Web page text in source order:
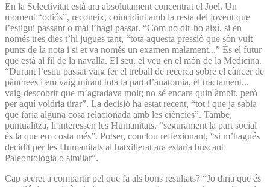
En la Selectivitat està ara absolutament concentrat el Joel. Un
moment “odiós”, reconeix, coincidint amb la resta del jovent que
l’estigui passant o mai l’hagi passat. “Com no dir-ho així, si en
només tres dies t’hi jugues tant, “tota aquesta pressió que són vuit
punts de la nota i si et va només un examen malament...” És el futur
que està al fil de la navalla. El seu, el veu en el món de la Medicina.
“Durant l’estiu passat vaig fer el treball de recerca sobre el càncer de
pàncrees i em vaig mirant tota la part d’anatomia, el tractament...
vaig descobrir que m’agradava molt; no sé encara quin àmbit, però
per aquí voldria tirar”. La decisió ha estat recent, “tot i que ja sabia
que faria alguna cosa relacionada amb les ciències”. També,
puntualitza, li interessen les Humanitats, “segurament la part social
és la que em costa més”. Potser, conclou reflexionant, “si m’hagués
decidit per les Humanitats al batxillerat ara estaria buscant
Paleontologia o similar”.
Cap secret a compartir pel que fa als bons resultats? “Jo diria que és